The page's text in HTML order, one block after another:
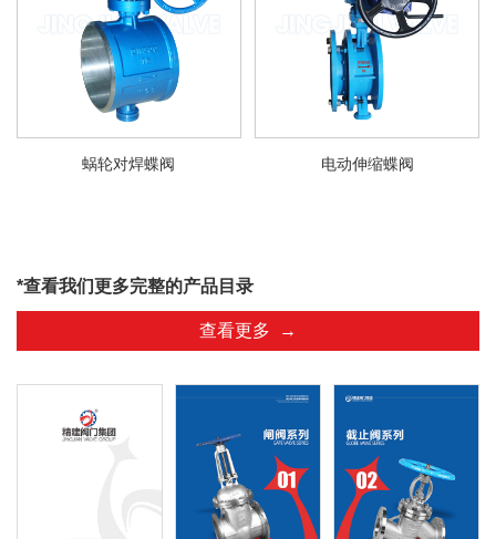
蜗轮对焊蝶阀 电动伸缩蝶阀
*查看我们更多完整的产品目录
查看更多 →